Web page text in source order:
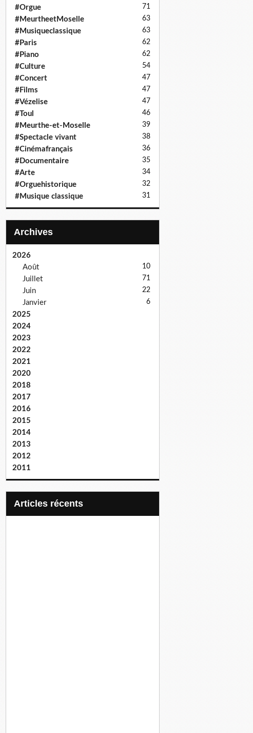
#Orgue 71
#MeurtheetMoselle 63
#Musiqueclassique 63
#Paris 62
#Piano 62
#Culture 54
#Concert 47
#Films 47
#Vézelise 47
#Toul 46
#Meurthe-et-Moselle 39
#Spectacle vivant 38
#Cinémafrançais 36
#Documentaire 35
#Arte 34
#Orguehistorique 32
#Musique classique 31
Archives
2026
Août
10
Juillet 71
Juin 22
Janvier 6
2025
2024
2023
2022
2021
2020
2018
2017
2016
2015
2014
2013
2012
2011
articles récents